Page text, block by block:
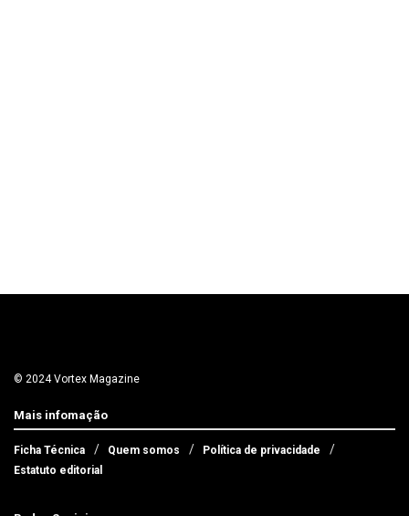
© 2024 Vortex Magazine
Mais infomação
Ficha Técnica Quem somos
Política de privacidade
Estatuto editorial